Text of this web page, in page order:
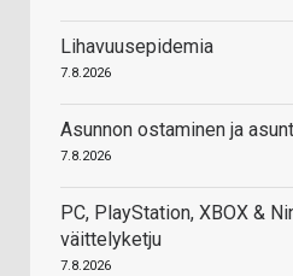
Lihavuusepidemia
7.8.2026
Asunnon ostaminen ja
7.8.2026
PC, PlayStation, XBOX &
väittelyketju
7.8.2026